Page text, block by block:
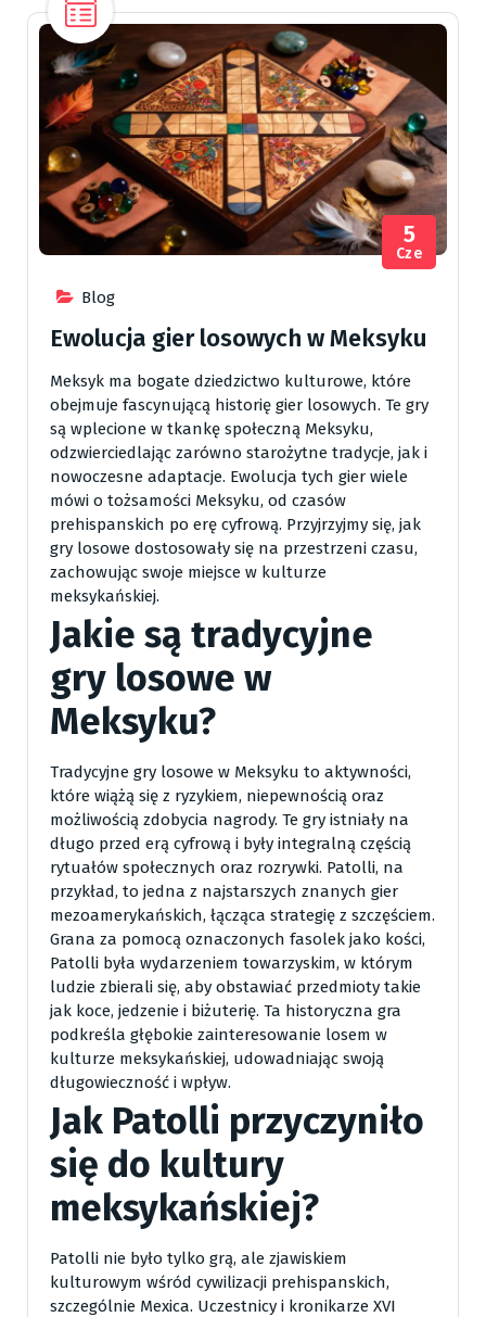
Blog
5
Cze
Ewolucja gier losowych w Meksyku
Meksyk ma bogate dziedzictwo kulturowe, które
obejmuje fascynującą historię gier losowych. Te gry
są wplecione w tkankę społeczną Meksyku,
odzwierciedlając zarówno starożytne tradycje, jak i
nowoczesne adaptacje. Ewolucja tych gier wiele
mówi o tożsamości Meksyku, od czasów
prehispanskich po erę cyfrową. Przyjrzyjmy się, jak
gry losowe dostosowały się na przestrzeni czasu,
zachowując swoje miejsce w kulturze
meksykańskiej.
Jakie są tradycyjne
gry losowe w
Meksyku?
Tradycyjne gry losowe w Meksyku to aktywności,
które wiążą się z ryzykiem, niepewnością oraz
możliwością zdobycia nagrody. Te gry istniały na
długo przed erą cyfrową i były integralną częścią
rytuałów społecznych oraz rozrywki. Patolli, na
przykład, to jedna z najstarszych znanych gier
mezoamerykańskich, łącząca strategię z szczęściem.
Grana za pomocą oznaczonych fasolek jako kości,
Patolli była wydarzeniem towarzyskim, w którym
ludzie zbierali się, aby obstawiać przedmioty takie
jak koce, jedzenie i biżuterię. Ta historyczna gra
podkreśla głębokie zainteresowanie losem w
kulturze meksykańskiej, udowadniając swoją
długowieczność i wpływ.
Jak Patolli przyczyniło
się do kultury
meksykańskiej?
Patolli nie było tylko grą, ale zjawiskiem
kulturowym wśród cywilizacji prehispanskich,
szczególnie Mexica. Uczestnicy i kronikarze XVI